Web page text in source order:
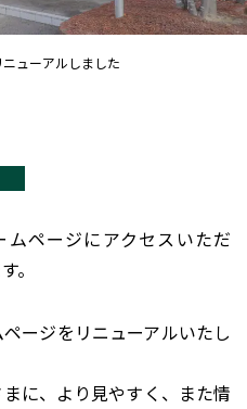
v
i
ューアルしました
ページにアクセスいただ
。
ージをリニューアルいたし
に、より見やすく、また情